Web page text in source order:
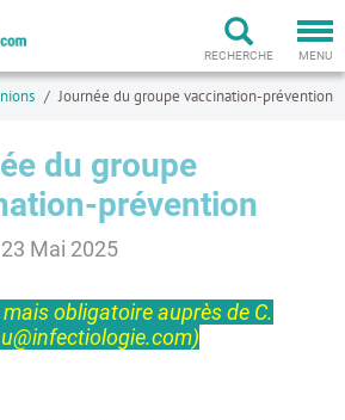
MENU
RECHERCHE
Journée du groupe vaccination-prévention
du groupe
prévention
Mai 2025
obligatoire auprès de C.
)